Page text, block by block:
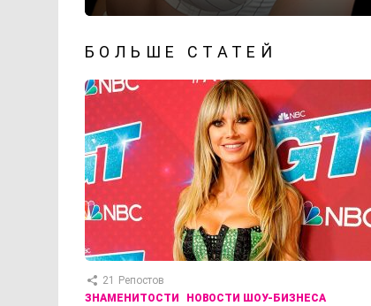
БОЛЬШЕ СТАТЕЙ
21
Репостов
ЗНАМЕНИТОСТИ
НОВОСТИ ШОУ-БИЗНЕСА